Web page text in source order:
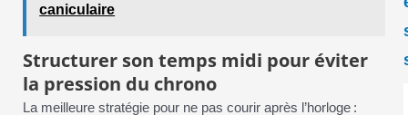
caniculaire
Structurer son temps midi pour éviter
la pression du chrono
La meilleure stratégie pour ne pas courir après l’horloge :